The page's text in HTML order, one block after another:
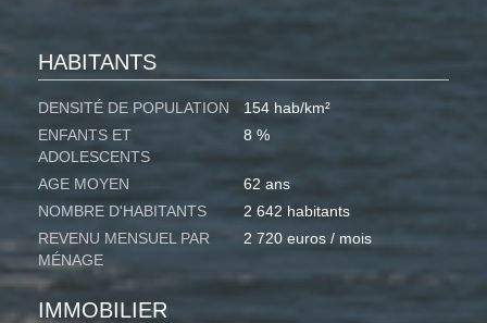
HABITANTS
DENSITÉ DE POPULATION
154 hab/km²
ENFANTS ET
ADOLESCENTS
8 %
AGE MOYEN
62 ans
NOMBRE D'HABITANTS
2 642 habitants
REVENU MENSUEL PAR
MÉNAGE
2 720 euros / mois
IMMOBILIER